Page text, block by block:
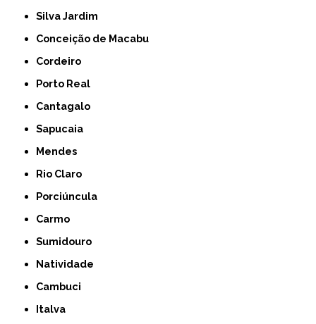
Silva Jardim
Conceição de Macabu
Cordeiro
Porto Real
Cantagalo
Sapucaia
Mendes
Rio Claro
Porciúncula
Carmo
Sumidouro
Natividade
Cambuci
Italva